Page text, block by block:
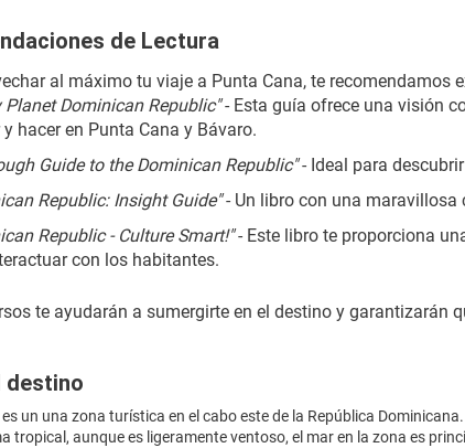
de Lectura
al máximo tu viaje a Punta Cana, te recomendamos
Planet Dominican Republic" - Esta guía ofrece una visión
y hacer en Punta Cana y Bávaro.
Guide to the Dominican Republic" - Ideal para
Republic: Insight Guide" - Un libro con una maravillosa
Republic - Culture Smart!" - Este libro te proporciona
con los habitantes.
te ayudarán a sumergirte en el destino y garantizarán
destino
un una zona turística en el cabo este de la República
tropical, aunque es ligeramente ventoso, el mar en la zona es